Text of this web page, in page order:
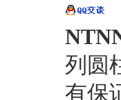
列圆
有保